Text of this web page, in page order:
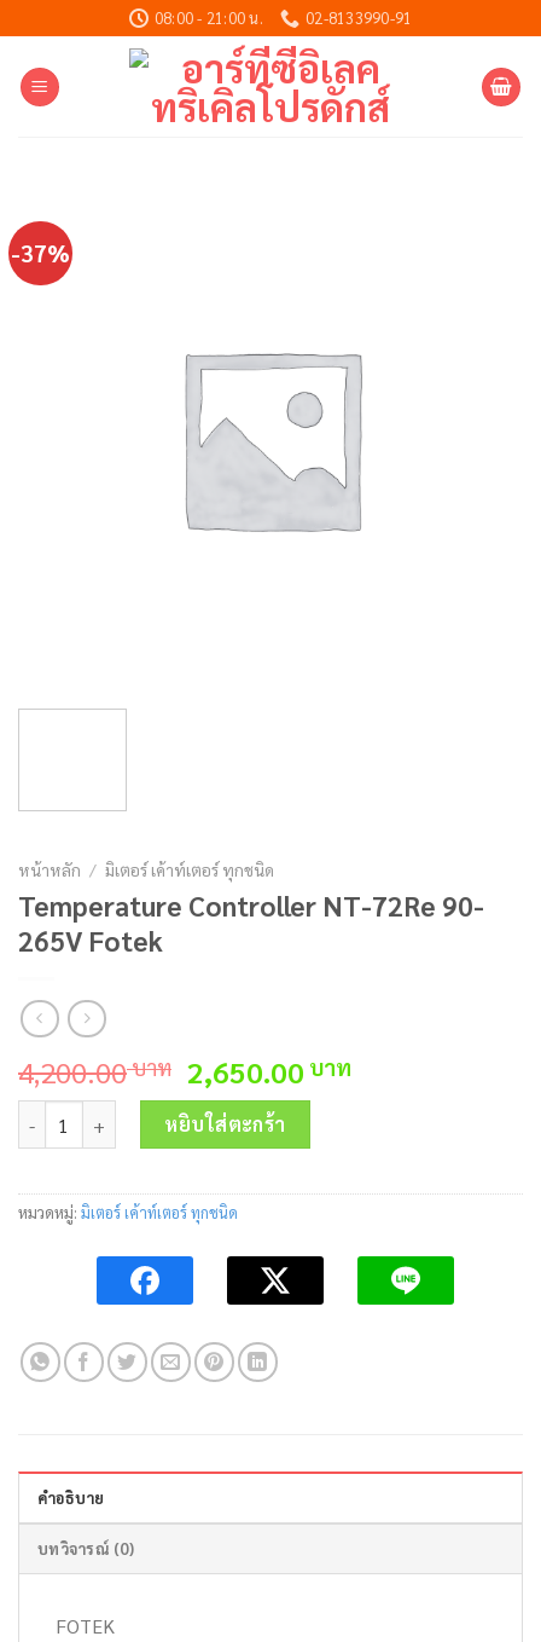
to
content
08:00 - 21:00 น. 02-8133990-91
-37%
หน้าหลัก / มิเตอร์ เค้าท์เตอร์ ทุกชนิด
Temperature Controller NT-72Re 90-
265V Fotek
4,200.00บาท Original
price
was:
4,200.00 บาท.
2,650.00 บาท
จำนวน Temperature Controller NT-72Re 90-265V Fotek ชิ้น
หยิบใส่ตะกร้า
หมวดหมู่: มิเตอร์ เค้าท์เตอร์ ทุกชนิด
คำอธิบาย
บทวิจารณ์ (0)
FOTEK